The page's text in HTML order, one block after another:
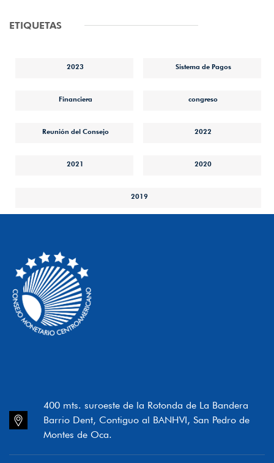
ETIQUETAS
2023 Sistema de Pagos
Financiera congreso
Reunión del Consejo 2022
2021 2020
2019
400 mts. suroeste de la Rotonda de La Bandera
Barrio Dent, Contiguo al BANHVI, San Pedro de
Montes de Oca.